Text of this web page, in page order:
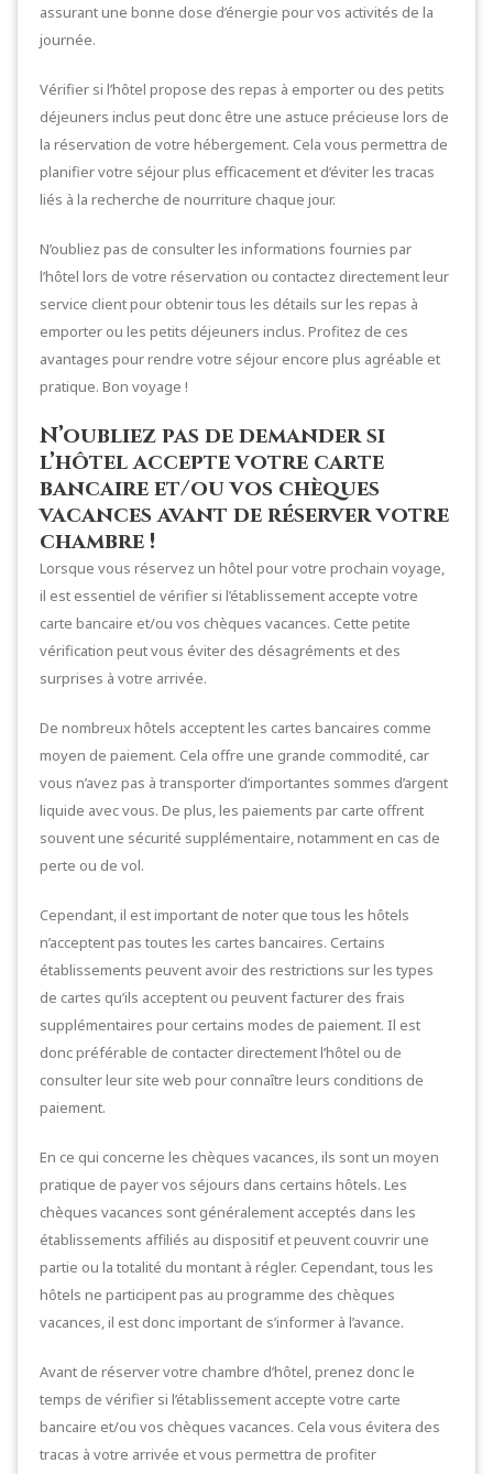
assurant une bonne dose d’énergie pour vos activités de la
journée.
Vérifier si l’hôtel propose des repas à emporter ou des petits
déjeuners inclus peut donc être une astuce précieuse lors de
la réservation de votre hébergement. Cela vous permettra de
planifier votre séjour plus efficacement et d’éviter les tracas
liés à la recherche de nourriture chaque jour.
N’oubliez pas de consulter les informations fournies par
l’hôtel lors de votre réservation ou contactez directement leur
service client pour obtenir tous les détails sur les repas à
emporter ou les petits déjeuners inclus. Profitez de ces
avantages pour rendre votre séjour encore plus agréable et
pratique. Bon voyage !
N’oubliez pas de demander si
l’hôtel accepte votre carte
bancaire et/ou vos chèques
vacances avant de réserver votre
chambre !
Lorsque vous réservez un hôtel pour votre prochain voyage,
il est essentiel de vérifier si l’établissement accepte votre
carte bancaire et/ou vos chèques vacances. Cette petite
vérification peut vous éviter des désagréments et des
surprises à votre arrivée.
De nombreux hôtels acceptent les cartes bancaires comme
moyen de paiement. Cela offre une grande commodité, car
vous n’avez pas à transporter d’importantes sommes d’argent
liquide avec vous. De plus, les paiements par carte offrent
souvent une sécurité supplémentaire, notamment en cas de
perte ou de vol.
Cependant, il est important de noter que tous les hôtels
n’acceptent pas toutes les cartes bancaires. Certains
établissements peuvent avoir des restrictions sur les types
de cartes qu’ils acceptent ou peuvent facturer des frais
supplémentaires pour certains modes de paiement. Il est
donc préférable de contacter directement l’hôtel ou de
consulter leur site web pour connaître leurs conditions de
paiement.
En ce qui concerne les chèques vacances, ils sont un moyen
pratique de payer vos séjours dans certains hôtels. Les
chèques vacances sont généralement acceptés dans les
établissements affiliés au dispositif et peuvent couvrir une
partie ou la totalité du montant à régler. Cependant, tous les
hôtels ne participent pas au programme des chèques
vacances, il est donc important de s’informer à l’avance.
Avant de réserver votre chambre d’hôtel, prenez donc le
temps de vérifier si l’établissement accepte votre carte
bancaire et/ou vos chèques vacances. Cela vous évitera des
tracas à votre arrivée et vous permettra de profiter